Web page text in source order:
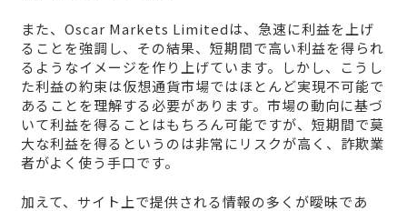
また、Oscar Markets Limitedは、急速に利益を上げ
ることを強調し、その結果、短期間で高い利益を得られ
るようなイメージを作り上げています。しかし、こうし
た利益の約束は仮想通貨市場ではほとんど実現不可能で
あることを理解する必要があります。市場の動向に基づ
いて利益を得ることはもちろん可能ですが、短期間で莫
大な利益を得るというのは非常にリスクが高く、詐欺業
者がよく使う手口です。
加えて、サイト上で提供される情報の多くが曖昧であ